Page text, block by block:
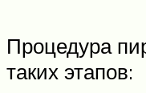
Процедура
таких этапов: